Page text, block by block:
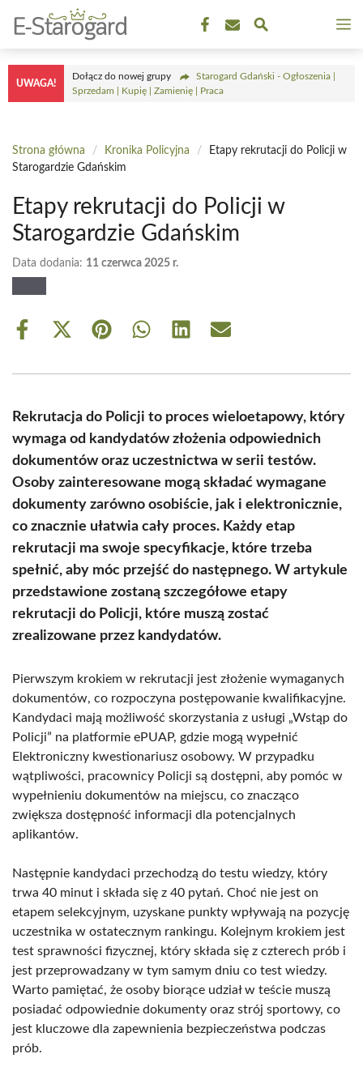
treści
UWAGA!
Dołącz do nowej grupy
Starogard Gdański - Ogłoszenia |
Sprzedam | Kupię | Zamienię | Praca
Strona główna / Kronika Policyjna /
Etapy rekrutacji do Policji w
Starogardzie Gdańskim
Etapy rekrutacji do Policji w
Starogardzie Gdańskim
Data dodania: 11 czerwca 2025 r.
Share
Share
(Twitter)
Share Share Share Share
Rekrutacja do Policji to proces wieloetapowy, który
wymaga od kandydatów złożenia odpowiednich
dokumentów oraz uczestnictwa w serii testów.
Osoby zainteresowane mogą składać wymagane
dokumenty zarówno osobiście, jak i elektronicznie,
co znacznie ułatwia cały proces. Każdy etap
rekrutacji ma swoje specyfikacje, które trzeba
spełnić, aby móc przejść do następnego. W artykule
przedstawione zostaną szczegółowe etapy
rekrutacji do Policji, które muszą zostać
zrealizowane przez kandydatów.
Pierwszym krokiem w rekrutacji jest złożenie wymaganych
dokumentów, co rozpoczyna postępowanie kwalifikacyjne.
Kandydaci mają możliwość skorzystania z usługi „Wstąp do
Policji” na platformie ePUAP, gdzie mogą wypełnić
Elektroniczny kwestionariusz osobowy. W przypadku
wątpliwości, pracownicy Policji są dostępni, aby pomóc w
wypełnieniu dokumentów na miejscu, co znacząco
zwiększa dostępność informacji dla potencjalnych
aplikantów.
Następnie kandydaci przechodzą do testu wiedzy, który
trwa 40 minut i składa się z 40 pytań. Choć nie jest on
etapem selekcyjnym, uzyskane punkty wpływają na pozycję
uczestnika w ostatecznym rankingu. Kolejnym krokiem jest
test sprawności fizycznej, który składa się z czterech prób i
jest przeprowadzany w tym samym dniu co test wiedzy.
Warto pamiętać, że osoby biorące udział w teście muszą
posiadać odpowiednie dokumenty oraz strój sportowy, co
jest kluczowe dla zapewnienia bezpieczeństwa podczas
prób.